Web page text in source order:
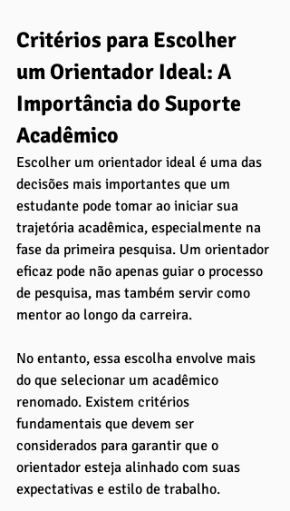
Critérios para Escolher
um Orientador Ideal: A
Importância do Suporte
Acadêmico
Escolher um orientador ideal é uma das
decisões mais importantes que um
estudante pode tomar ao iniciar sua
trajetória acadêmica, especialmente na
fase da primeira pesquisa. Um orientador
eficaz pode não apenas guiar o processo
de pesquisa, mas também servir como
mentor ao longo da carreira.
No entanto, essa escolha envolve mais
do que selecionar um acadêmico
renomado. Existem critérios
fundamentais que devem ser
considerados para garantir que o
orientador esteja alinhado com suas
expectativas e estilo de trabalho.